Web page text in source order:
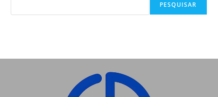
PESQUISAR